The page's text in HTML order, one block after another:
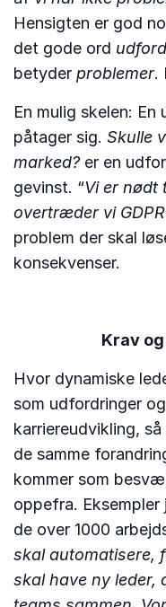
Hensigten er god
det gode ord
betyder problemer.
En mulig skelen:
påtager sig. Skulle
marked?er en
gevinst. “Vi er nødt
overtræder vi
problem der skal
konsekvenser.
Krav
Hvor dynamiske
som udfordringer
karriereudvikling,
de samme
kommer som
oppefra. Eksempler
de over 1000
skal automatisere,
skal have ny leder,